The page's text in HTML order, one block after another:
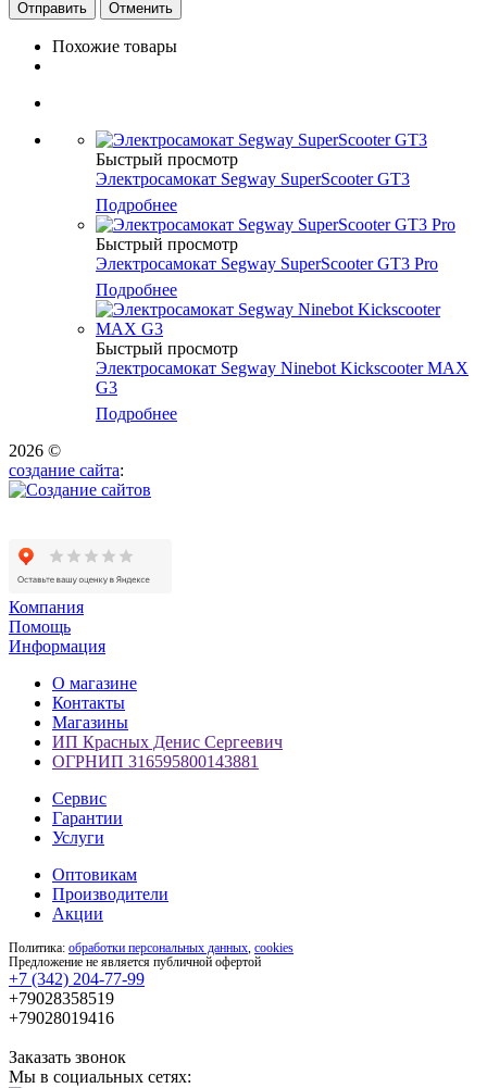
Отменить
Похожие товары
Быстрый просмотр
Электросамокат Segway SuperScooter GT3
Подробнее
Быстрый просмотр
Электросамокат Segway SuperScooter GT3 Pro
Подробнее
Быстрый просмотр
Электросамокат Segway Ninebot Kickscooter MAX
G3
Подробнее
2026 ©
создание сайта:
Компания
Помощь
Информация
О магазине
Контакты
Магазины
ИП Красных Денис Сергеевич
ОГРНИП 316595800143881
Сервис
Гарантии
Услуги
Оптовикам
Производители
Акции
Политика: обработки персональных данных, cookies
Предложение не является публичной офертой
+7 (342) 204-77-99
+79028358519
+79028019416
Заказать звонок
Мы в социальных сетях: